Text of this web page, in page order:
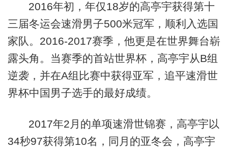
2016年初，年仅18岁的高亭宇获得第十
三届冬运会速滑男子500米冠军，顺利入选国
家队。2016-2017赛季，他更是在世界舞台崭
露头角。当赛季的首站世界杯，高亭宇从B组
逆袭，并在A组比赛中获得亚军，追平速滑世
界杯中国男子选手的最好成绩。
2017年2月的单项速滑世锦赛，高亭宇以
34秒97获得第10名，同月的亚冬会，高亭宇